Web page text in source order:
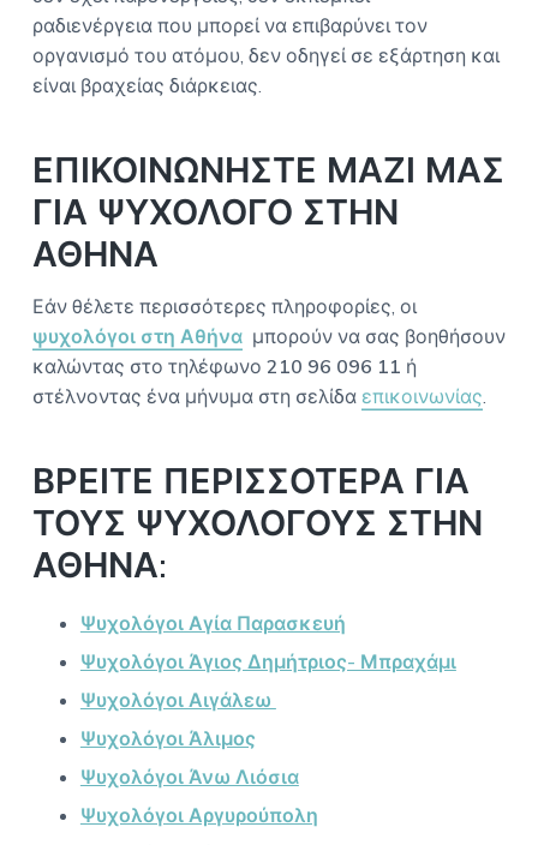
ραδιενέργεια που μπορεί να επιβαρύνει τον
οργανισμό του ατόμου, δεν οδηγεί σε εξάρτηση και
είναι βραχείας διάρκειας.
ΕΠΙΚΟΙΝΩΝΗΣΤΕ ΜΑΖΙ ΜΑΣ
ΓΙΑ ΨΥΧΟΛΟΓΟ ΣΤΗΝ
ΑΘΗΝΑ
Εάν θέλετε περισσότερες πληροφορίες, οι
ψυχολόγοι στη Αθήναμπορούν να σας βοηθήσουν
καλώντας στο τηλέφωνο 210 96 096 11 ή
στέλνοντας ένα μήνυμα στη σελίδα επικοινωνίας.
ΒΡΕΙΤΕ ΠΕΡΙΣΣΟΤΕΡΑ ΓΙΑ
ΤΟΥΣ ΨΥΧΟΛΟΓΟΥΣ ΣΤΗΝ
ΑΘΗΝΑ:
Ψυχολόγοι Αγία Παρασκευή
Ψυχολόγοι Άγιος Δημήτριος- Μπραχάμι
Ψυχολόγοι Αιγάλεω
Ψυχολόγοι Άλιμος
Ψυχολόγοι Άνω Λιόσια
Ψυχολόγοι Αργυρούπολη